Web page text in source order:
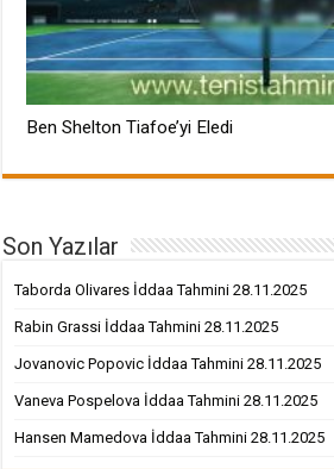
Ben Shelton Tiafoe’yi Eledi
Son Yazılar
Taborda Olivares İddaa Tahmini 28.11.2025
Rabin Grassi İddaa Tahmini 28.11.2025
Jovanovic Popovic İddaa Tahmini 28.11.2025
Vaneva Pospelova İddaa Tahmini 28.11.2025
Hansen Mamedova İddaa Tahmini 28.11.2025